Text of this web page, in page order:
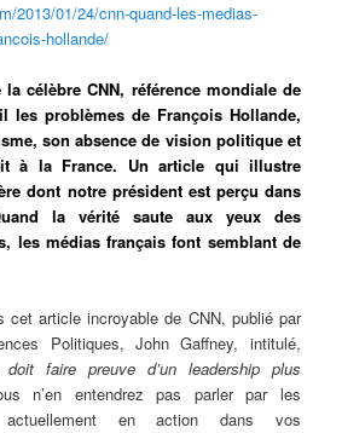
2013/01/24/cnn-quand-les-medias-
hollande/
célèbre CNN, référence mondiale de
les problèmes de François Hollande,
son absence de vision politique et
à la France. Un article qui illustre
dont notre président est perçu dans
la vérité saute aux yeux des
les médias français font semblant de
cet article incroyable de CNN, publié par
Politiques, John Gaffney, intitulé,
doit faire preuve d’un leadership plus
n’en entendrez pas parler par les
actuellement en action dans vos